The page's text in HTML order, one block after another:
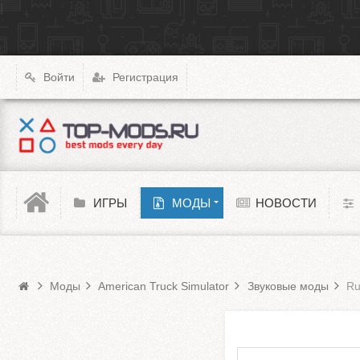
Войти Регистрация
Моды American Truck Simulator
ИГРЫ МОДЫ
XCOM: Chimera Squad
Cyberpunk 2077
Teardown
Melon Playground
Barotrauma НОВОСТИ
Моды American Truck Simulator Звуковые моды